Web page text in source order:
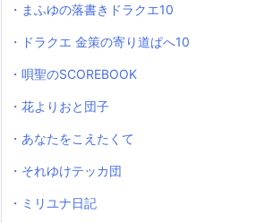
・まふゆの落書きドラクエ10
・ドラクエ 金策の寄り道ぱへ10
・唄聖のSCOREBOOK
・花よりおと団子
・あなたをこえたくて
・それゆけテッカ団
・ミリユナ日記